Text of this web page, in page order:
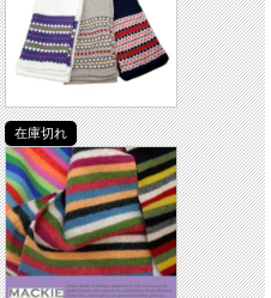
在庫切れ